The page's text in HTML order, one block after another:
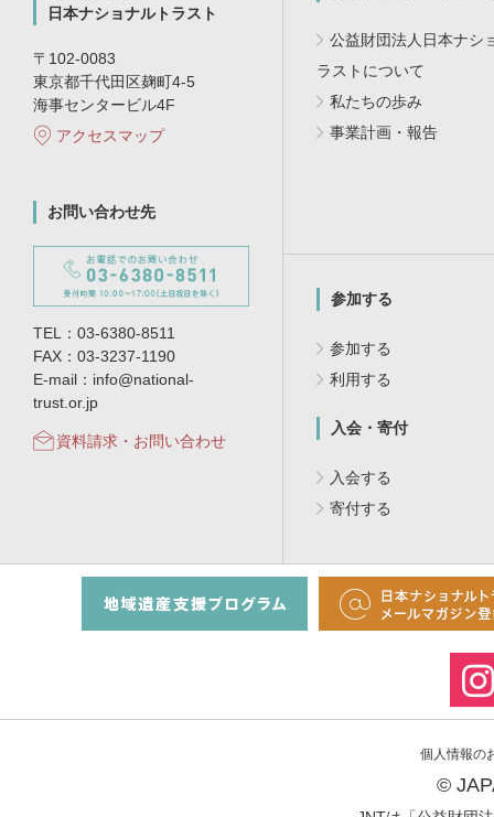
日本ナショナルトラスト
〒102-0083
東京都千代田区麹町4-5
海事センタービル4F
アクセスマップ
お問い合わせ先
TEL：03-6380-8511
FAX：03-3237-1190
E-mail：info@national-
trust.or.jp
資料請求・お問い合わせ
公益財団法人日本ナシ
ラストについて
私たちの歩み
事業計画・報告
参加する
参加する
利用する
入会・寄付
入会する
寄付する
個人情報の
©